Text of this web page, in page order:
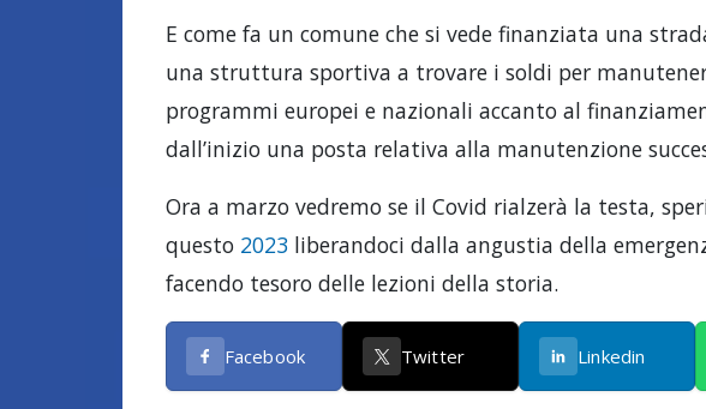
E come fa un comune che si vede finanziata una
una struttura sportiva a trovare i soldi per
programmi europei e nazionali accanto al
dall’inizio una posta relativa alla manutenzione
Ora a marzo vedremo se il Covid rialzerà la testa,
questo 2023 liberandoci dalla angustia della
facendo tesoro delle lezioni della storia.
Facebook Twitter Linkedin